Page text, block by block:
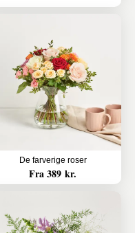
De farverige roser
Fra 389 kr.